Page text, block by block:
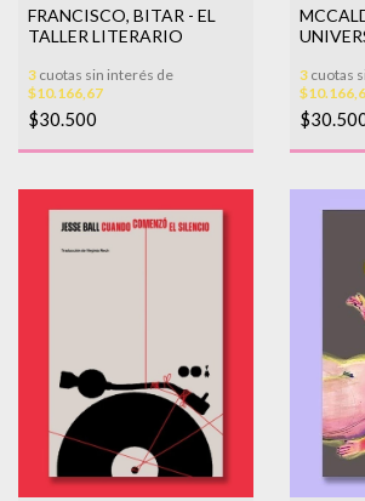
FRANCISCO, BITAR - EL
TALLER LITERARIO
3 cuotas sin interés de
$10.166,67
$30.500
3 cuotas